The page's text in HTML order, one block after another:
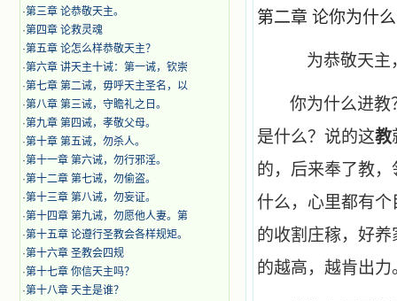
·第三章 论恭敬天主。
·第四章 论救灵魂
·第五章 论怎么样恭敬天主？
·第六章 讲天主十诫：第一诫，钦崇
·第七章 第二诫，毋呼天主圣名，以
·第八章 第三诫，守瞻礼之日。
·第九章 第四诫，孝敬父母。
·第十章 第五诫，勿杀人。
·第十一章 第六诫，勿行邪淫。
·第十二章 第七诫，勿偷盗。
·第十三章 第八诫，勿妄证。
·第十四章 第九诫，勿愿他人妻。第
·第十五章 论遵行圣教会各样规矩。
·第十六章 圣教会四规
·第十七章 你信天主吗？
·第十八章 天主是谁？
第二章 论你为什
为恭敬天主
你为什么进教
是什么？说的这教
的，后来奉了教
什么，心里都有
的收割庄稼，好
的越高，越肯出力